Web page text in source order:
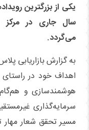
یکی از بزرگترین
سال جاری در مرکز
می‌گردد.
به گزارش بازاریابی
اهداف خود در راستای
هوشمندسازی و
سرمایه‌گذاری
مسیر تحقق شعار مهار